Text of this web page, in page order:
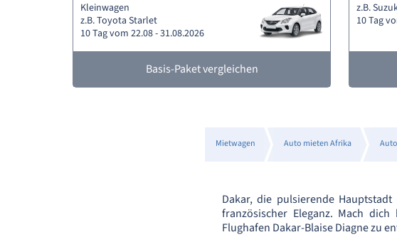
Kleinwagen
z.B. Toyota Starlet
10 Tag vom 22.08 - 31.08.2026
Basis-Paket vergleichen
z.B.
10 Tag
Mietwagen Auto mieten Afrika
Dakar, die pulsierende
französischer Eleganz. Mach
Flughafen Dakar-Blaise Diagne zu